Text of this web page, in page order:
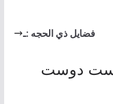
فضايل ذي الحجه :ـ
دوست